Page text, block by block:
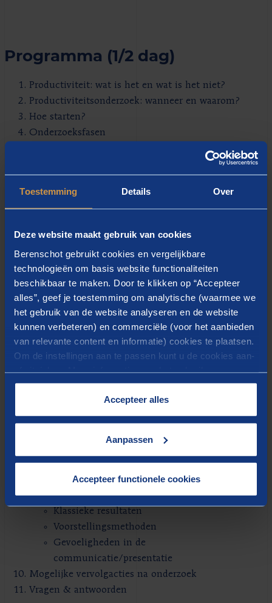
Toestemming Details Over
Deze website maakt gebruik van cookies
Berenschot gebruikt cookies en vergelijkbare
technologieën om basis website functionaliteiten
beschikbaar te maken. Door te klikken op “Accepteer
alles”, geef je toestemming om analytische (waarmee we
het gebruik van de website analyseren en de website
kunnen verbeteren) en commerciële (voor het aanbieden
van relevante content en informatie) cookies te plaatsen.
Om de instellingen aan te passen kunt u de cookies aan-
cookies op onze website treft u in onze
Accepteer alles
Aanpassen
Accepteer functionele cookies
Programma (1/2 dag)
Productiviteit: wat is het en wat is het niet?
Productiviteitsonderzoek: wanneer en waarom?
Hoe starten?
Onderzoeksfasen
Analyse tijdsbesteding: werklastmeting
Rapportering
Communicatie
Kick-off met directie/management
Productiviteitsgerichte interviews
Dimensies van het interview
Interviewfasen
Type-vragen per dimensie
Brown Paper-methode
Business Process Notation Modelling
Analyse tijdsbesteding: werklastmeting
TTA: taak- en tijdsanalyse
Resultaten en interpretatie van meetresultaten
Rapportering
Klassieke resultaten
Voorstellingsmethoden
Gevoeligheden in de
communicatie/presentatie
Mogelijke vervolgacties na onderzoek
Vragen & antwoorden